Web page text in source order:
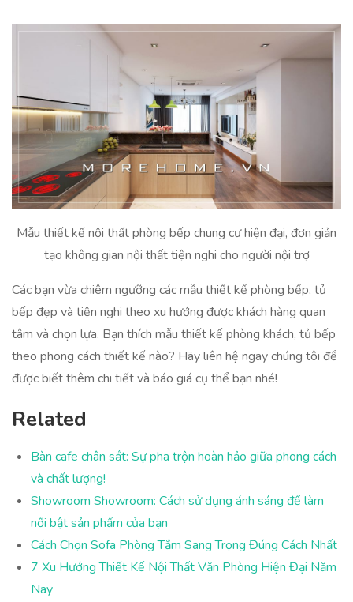
Mẫu thiết kế nội thất phòng bếp chung cư hiện đại, đơn giản
tạo không gian nội thất tiện nghi cho người nội trợ
Các bạn vừa chiêm ngưỡng các mẫu thiết kế phòng bếp, tủ
bếp đẹp và tiện nghi theo xu hướng được khách hàng quan
tâm và chọn lựa. Bạn thích mẫu thiết kế phòng khách, tủ bếp
theo phong cách thiết kế nào? Hãy liên hệ ngay chúng tôi để
được biết thêm chi tiết và báo giá cụ thể bạn nhé!
Related
Bàn cafe chân sắt: Sự pha trộn hoàn hảo giữa phong cách
và chất lượng!
Showroom Showroom: Cách sử dụng ánh sáng để làm
nổi bật sản phẩm của bạn
Cách Chọn Sofa Phòng Tắm Sang Trọng Đúng Cách Nhất
7 Xu Hướng Thiết Kế Nội Thất Văn Phòng Hiện Đại Năm
Nay